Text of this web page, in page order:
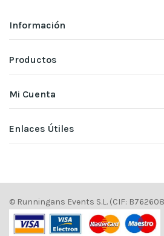
Información
Productos
Mi Cuenta
Enlaces Útiles
© Runningans Events S.L. (CIF: